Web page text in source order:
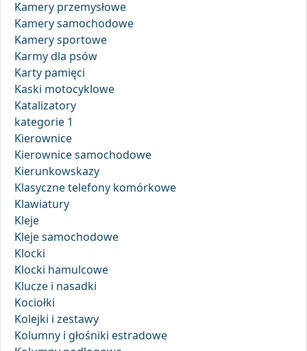
Kamery przemysłowe
Kamery samochodowe
Kamery sportowe
Karmy dla psów
Karty pamięci
Kaski motocyklowe
Katalizatory
kategorie 1
Kierownice
Kierownice samochodowe
Kierunkowskazy
Klasyczne telefony komórkowe
Klawiatury
Kleje
Kleje samochodowe
Klocki
Klocki hamulcowe
Klucze i nasadki
Kociołki
Kolejki i zestawy
Kolumny i głośniki estradowe